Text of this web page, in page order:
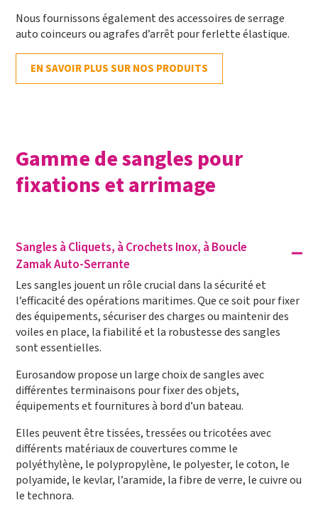
Nous fournissons également des accessoires de serrage
auto coinceurs ou agrafes d’arrêt pour ferlette élastique.
EN SAVOIR PLUS SUR NOS PRODUITS
Gamme de sangles pour
fixations et arrimage
Sangles à Cliquets, à Crochets Inox, à Boucle
Zamak Auto-Serrante
Les sangles jouent un rôle crucial dans la sécurité et
l’efficacité des opérations maritimes. Que ce soit pour fixer
des équipements, sécuriser des charges ou maintenir des
voiles en place, la fiabilité et la robustesse des sangles
sont essentielles.
Eurosandow propose un large choix de sangles avec
différentes terminaisons pour fixer des objets,
équipements et fournitures à bord d’un bateau.
Elles peuvent être tissées, tressées ou tricotées avec
différents matériaux de couvertures comme le
polyéthylène, le polypropylène, le polyester, le coton, le
polyamide, le kevlar, l’aramide, la fibre de verre, le cuivre ou
le technora.